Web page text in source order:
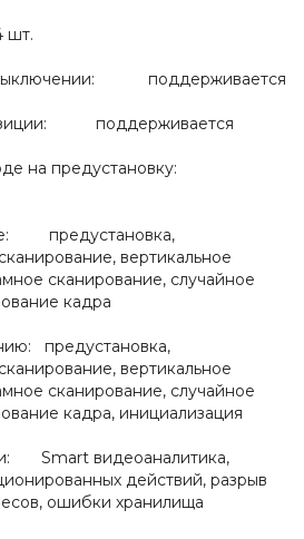
шт.
выключении: поддерживается
поддерживается
на предустановку:
предустановка,
вертикальное
сканирование, случайное
кадра
предустановка,
вертикальное
сканирование, случайное
кадра, инициализация
Smart видеоаналитика,
действий, разрыв
ошибки хранилища